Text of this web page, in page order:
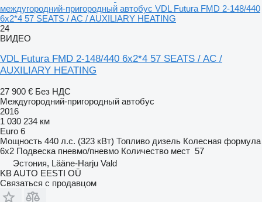
междугородний-пригородный автобус VDL Futura FMD 2-148/440
6x2*4 57 SEATS / AC / AUXILIARY HEATING
24
ВИДЕО
VDL Futura FMD 2-148/440 6x2*4 57 SEATS / AC /
AUXILIARY HEATING
27 900 € Без НДС
Междугородний-пригородный автобус
2016
1 030 234 км
Euro 6
Мощность 440 л.с. (323 кВт) Топливо дизель Колесная формула
6x2 Подвеска пневмо/пневмо Количество мест 57
Эстония, Lääne-Harju Vald
KB AUTO EESTI OÜ
Связаться с продавцом